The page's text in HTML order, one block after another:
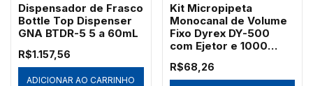
Dispensador de Frasco
Bottle Top Dispenser
GNA BTDR-5 5 a 60mL
R$1.157,56
ADICIONAR AO CARRINHO
Kit Micropipeta
Monocanal de Volume
Fixo Dyrex DY-500
com Ejetor e 1000
Redplast 500µL
R$68,26